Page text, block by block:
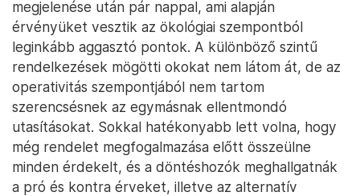
megjelenése után pár nappal, ami alapján
érvényüket vesztik az ökológiai szempontból
leginkább aggasztó pontok. A különböző szintű
rendelkezések mögötti okokat nem látom át, de az
operativitás szempontjából nem tartom
szerencsésnek az egymásnak ellentmondó
utasításokat. Sokkal hatékonyabb lett volna, hogy
még rendelet megfogalmazása előtt összeülne
minden érdekelt, és a döntéshozók meghallgatnák
a pró és kontra érveket, illetve az alternatív